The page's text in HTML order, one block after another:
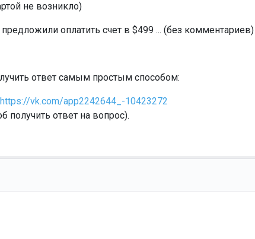
не возникло)
оплатить счет в $499 ... (без комментариев)
ответ самым простым способом:
https://vk.com/app2242644_-10423272
получить ответ на вопрос).